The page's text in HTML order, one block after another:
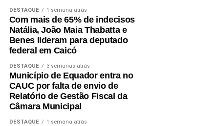
voltadas ao desenvolvimento do Rio Grande do Norte.
DESTAQUE 1 semana atrás
Com mais de 65% de indecisos
Natália, João Maia Thabatta e
Benes lideram para deputado
federal em Caicó
DESTAQUE 3 semanas atrás
Município de Equador entra no
CAUC por falta de envio de
Relatório de Gestão Fiscal da
Câmara Municipal
DESTAQUE 1 semana atrás